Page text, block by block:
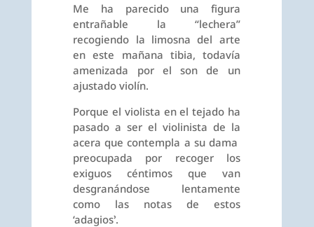
Me ha parecido una figura
entrañable la “lechera”
recogiendo la limosna del arte
en este mañana tibia, todavía
amenizada por el son de un
ajustado violín.
Porque el violista en el tejado ha
pasado a ser el violinista de la
acera que contempla a su dama
preocupada por recoger los
exiguos céntimos que van
desgranándose lentamente
como las notas de estos
‘adagios’.